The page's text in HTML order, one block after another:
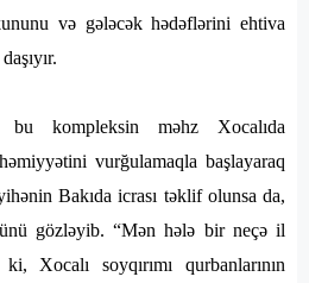
və gələcək hədəflərini ehtiva
bu kompleksin məhz Xocalıda
vurğulamaqla başlayaraq
Bakıda icrası təklif olunsa da,
gözləyib. “Mən hələ bir neçə il
Xocalı soyqırımı qurbanlarının